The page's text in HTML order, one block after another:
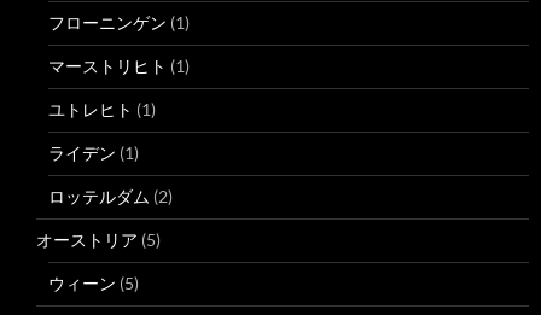
フローニンゲン (1)
マーストリヒト (1)
ユトレヒト (1)
ライデン (1)
ロッテルダム (2)
オーストリア (5)
ウィーン (5)